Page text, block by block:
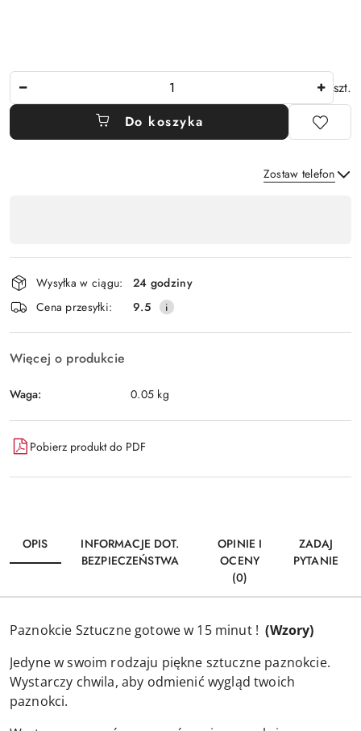
szt.
Do koszyka
Zostaw telefon
płatność
i
dostawa
Wysyłka w ciągu:
24 godziny
Cena przesyłki:
9.5
Więcej o produkcie
Waga: 0.05 kg
Pobierz produkt do PDF
OPIS
INFORMACJE DOT.
BEZPIECZEŃSTWA
OPINIE I
OCENY
(0)
ZADAJ
PYTANIE
Paznokcie Sztuczne gotowe w 15 minut ! (Wzory)
Jedyne w swoim rodzaju piękne sztuczne paznokcie.
Wystarczy chwila, aby odmienić wygląd twoich
paznokci.